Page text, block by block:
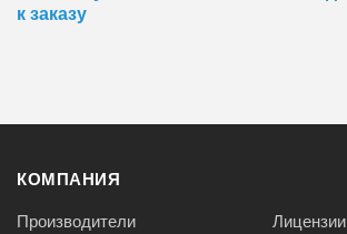
к заказу
КОМПАНИЯ
Производители Лицензии